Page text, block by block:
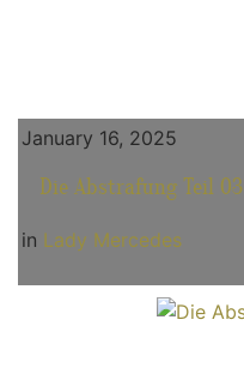
January 16, 2025
Die Abstrafung Teil 03
in Lady Mercedes